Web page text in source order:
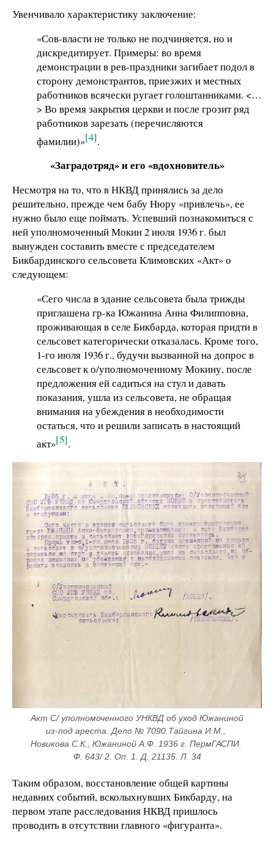
Увенчивало характеристику заключение:
«Сов-власти не только не подчиняется, но и
дискредитирует. Примеры: во время
демонстрации в рев-праздники загибает подол в
сторону демонстрантов, приезжих и местных
работников всячески ругает голоштанниками. <…
> Во время закрытия церкви и после грозит ряд
работников зарезать (перечисляются
фамилии)»[4].
«Заградотряд» и его «вдохновитель»
Несмотря на то, что в НКВД принялись за дело
решительно, прежде чем бабу Нюру «привлечь», ее
нужно было еще поймать. Успевший познакомиться с
ней уполномоченный Мокин 2 июля 1936 г. был
вынужден составить вместе с председателем
Бикбардинского сельсовета Климовских «Акт» о
следующем:
«Сего числа в здание сельсовета была трижды
приглашена гр-ка Южанина Анна Филипповна,
проживающая в селе Бикбарда, которая придти в
сельсовет категорически отказалась. Кроме того,
1-го июля 1936 г., будучи вызванной на допрос в
сельсовет к о/уполномоченному Мокину, после
предложения ей садиться на стул и давать
показания, ушла из сельсовета, не обращая
внимания на убеждения в необходимости
остаться, что и решили записать в настоящий
акт»[5].
Акт С/ уполномоченного УНКВД об уход Южаниной
из-под ареста. Дело № 7090 Тайгина И.М.,
Новикова С.К., Южаниной А.Ф. 1936 г. ПермГАСПИ.
Ф. 643/ 2. Оп. 1. Д. 21135. Л. 34
Таким образом, восстановление общей картины
недавних событий, всколыхнувших Бикбарду, на
первом этапе расследования НКВД пришлось
проводить в отсутствии главного «фигуранта».